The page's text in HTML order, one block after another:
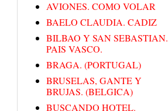
AVIONES. COMO VOLAR
BAELO CLAUDIA. CADIZ
BILBAO Y SAN SEBASTIAN.
PAIS VASCO.
BRAGA. (PORTUGAL)
BRUSELAS, GANTE Y
BRUJAS. (BELGICA)
BUSCANDO HOTEL.